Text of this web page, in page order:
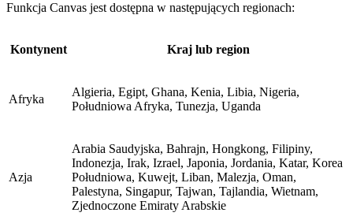
Funkcja Canvas jest dostępna w następujących regionach:
Kontynent Kraj lub region
Afryka
Algieria, Egipt, Ghana, Kenia, Libia, Nigeria,
Południowa Afryka, Tunezja, Uganda
Azja
Arabia Saudyjska, Bahrajn, Hongkong, Filipiny,
Indonezja, Irak, Izrael, Japonia, Jordania, Katar, Korea
Południowa, Kuwejt, Liban, Malezja, Oman,
Palestyna, Singapur, Tajwan, Tajlandia, Wietnam,
Zjednoczone Emiraty Arabskie